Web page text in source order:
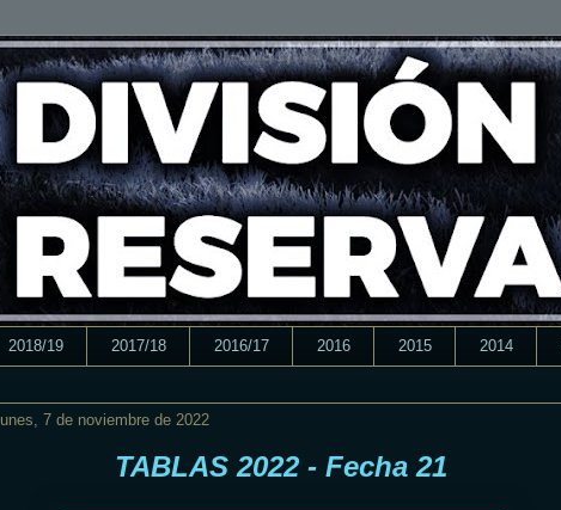
2018/19 2017/18 2016/17 2016 2015 2014
lunes, 7 de noviembre de 2022
TABLAS 2022 - Fecha 21